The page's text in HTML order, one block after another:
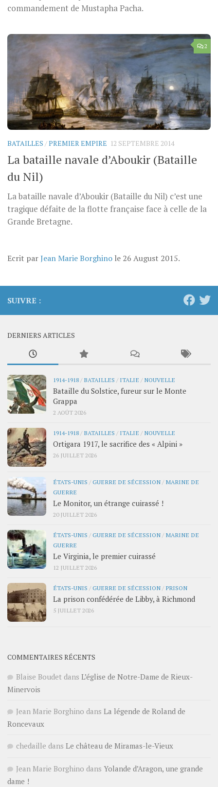
commandement de Mustapha Pacha.
2
BATAILLES /PREMIER EMPIRE 12 SEPTEMBRE 2014
La bataille navale d’Aboukir (Bataille
du Nil)
La bataille navale d’Aboukir (Bataille du Nil) c’est une
tragique défaite de la flotte française face à celle de la
Grande Bretagne.
Ecrit parJean Marie Borghino le 26 August 2015.
SUIVRE :
DERNIERS ARTICLES
1914-1918/ BATAILLES / ITALIE / NOUVELLE
Bataille du Solstice, fureur sur le Monte
Grappa
2 AOÛT 2026
1914-1918/ BATAILLES / ITALIE / NOUVELLE
Ortigara 1917, le sacrifice des « Alpini »
26 JUILLET 2026
ÉTATS-UNIS /GUERRE DE SÉCESSION/ MARINE DE
GUERRE
Le Monitor, un étrange cuirassé !
20 JUILLET 2026
ÉTATS-UNIS /GUERRE DE SÉCESSION/ MARINE DE
GUERRE
Le Virginia, le premier cuirassé
12 JUILLET 2026
ÉTATS-UNIS /GUERRE DE SÉCESSION/ PRISON
La prison confédérée de Libby, à Richmond
5 JUILLET 2026
COMMENTAIRES RÉCENTS
Blaise Boudet dans L’église de Notre-Dame de Rieux-
Minervois
Jean Marie Borghino dans La légende de Roland de
Roncevaux
chedaille dans Le château de Miramas-le-Vieux
Jean Marie Borghino dans Yolande d’Aragon, une grande
dame !